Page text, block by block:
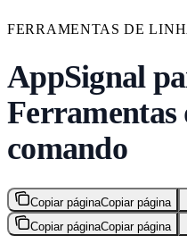
FERRAMENTAS DE
AppSignal
Ferramentas
comando
Copiar páginaCopiar página
Copiar páginaCopiar página